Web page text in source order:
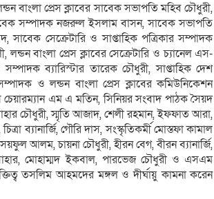
বাংলা প্রেস ক্লাবের সাবেক সভাপতি মহিব চৌধুরী,
সম্পাদক নজরুল ইসলাম বাসন, সাবেক সভাপতি
সাবেক সেক্রেটারি ও সাপ্তাহিক পত্রিকার সম্পাদক
বাংলা প্রেস ক্লাবের সেক্রেটারি ও চ্যানেল এস-
ব্যারিস্টার তারেক চৌধুরী, সাপ্তাহিক দেশ
ও লন্ডন বাংলা প্রেস ক্লাবের কমিউনিকেশন
এম এ মতিন, সিনিয়র সংবাদ পাঠক সৈয়দ
চৌধুরী, স্মৃতি আজাদ, শেলী রহমান, ইফফাত আরা,
ব্যানার্জি, গৌরি দাস, সংস্কৃতিকর্মী মোস্তফা কামাল
আলম, চায়না চৌধুরী, হীরন বেগ, বীরন ব্যানার্জি,
মোহাম্মদ ইকবাল, পারভেজ চৌধুরী ও এসএম
তসলিম আহমদের মঙ্গল ও দীর্ঘায়ু কামনা করেন